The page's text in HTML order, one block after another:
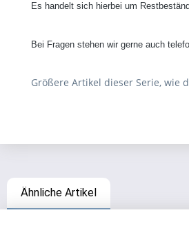
Es handelt sich hierbei um
Bei Fragen stehen wir gerne auch
Größere Artikel dieser Serie, wie
Ähnliche Artikel